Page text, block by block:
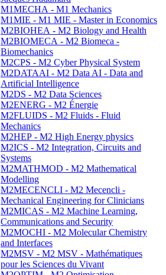
M1MECHA - M1 Mechanics
M1MIE - M1 MIE - Master in Economics
M2BIOHEA - M2 Biology and Health
M2BIOMECA - M2 Biomeca -
Biomechanics
M2CPS - M2 Cyber Physical System
M2DATAAI - M2 Data AI - Data and
Artificial Intelligence
M2DS - M2 Data Sciences
M2ENERG - M2 Énergie
M2FLUIDS - M2 Fluids - Fluid
Mechanics
M2HEP - M2 High Energy physics
M2ICS - M2 Integration, Circuits and
Systems
M2MATHMOD - M2 Mathematical
Modelling
M2MECENCLI - M2 Mecencli -
Mechanical Engineering for Clinicians
M2MICAS - M2 Machine Learning,
Communications and Security
M2MOCHI - M2 Molecular Chemistry
and Interfaces
M2MSV - M2 MSV - Mathématiques
pour les Sciences du Vivant